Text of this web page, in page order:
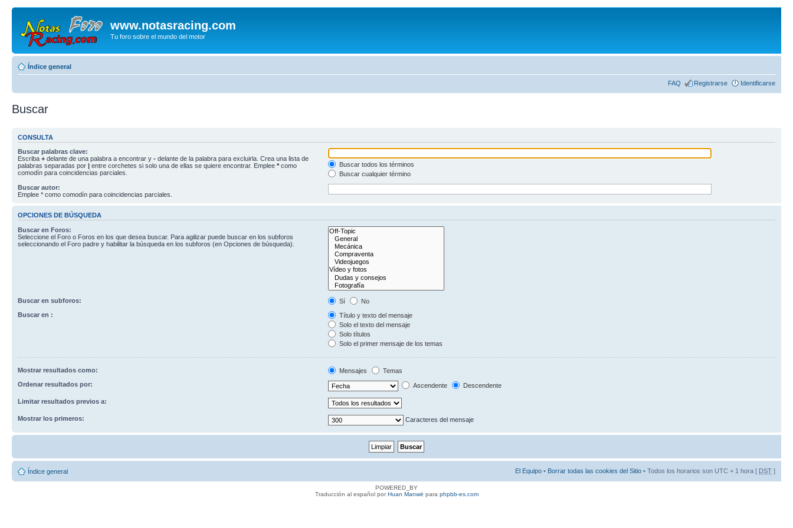
www.notasracing.com
Tu foro sobre el mundo del motor
Índice general
FAQ Registrarse Identificarse
Buscar
CONSULTA
Buscar palabras clave:
Escriba + delante de una palabra a encontrar y - delante de la palabra para excluirla. Crea una lista de
palabras separadas por | entre corchetes si solo una de ellas se quiere encontrar. Emplee * como
comodín para coincidencias parciales.
Buscar todos los términos
Buscar cualquier término
Buscar autor:
Emplee * como comodín para coincidencias parciales.
OPCIONES DE BÚSQUEDA
Buscar en Foros:
Seleccione el Foro o Foros en los que desea buscar. Para agilizar puede buscar en los subforos
seleccionando el Foro padre y habilitar la búsqueda en los subforos (en Opciones de búsqueda).
Buscar en subforos: Sí
No
Buscar en :
Título y texto del mensaje
Solo el texto del mensaje
Solo títulos
Solo el primer mensaje de los temas
Mostrar resultados como: Mensajes
Temas
Ordenar resultados por:
Ascendente Descendente
Limitar resultados previos a:
Mostrar los primeros: Caracteres del mensaje
Índice general El Equipo • Borrar todas las cookies del Sitio • Todos los horarios son UTC + 1 hora [ DST ]
POWERED_BY
Traducción al español porHuan Manwë para phpbb-es.com